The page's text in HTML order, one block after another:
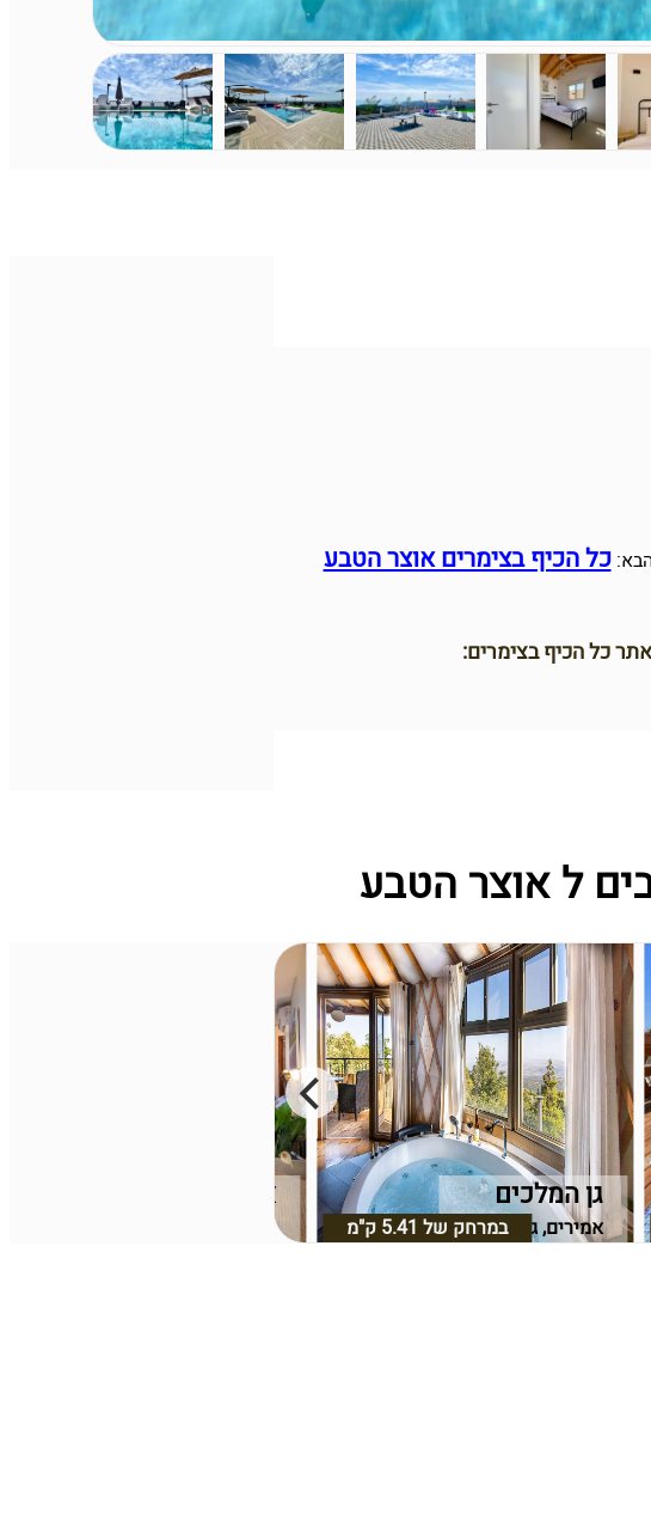
כל הכיף בצימרים אוצר הטבע
כל הכיף בצימרים:
ל אוצר הטבע
אהבה גלילית
אמירים, גליל עליון
גן המלכים
אמירים, גליל עליון
במרחק של 5.41 ק"מ